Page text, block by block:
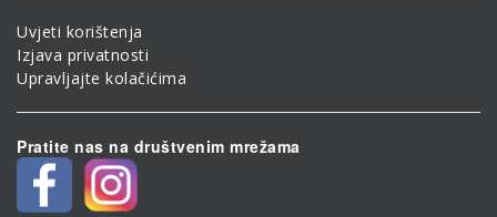
Uvjeti korištenja
Izjava privatnosti
Upravljajte kolačićima
Pratite nas na društvenim mrežama